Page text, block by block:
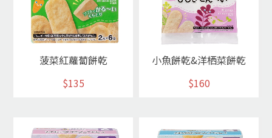
菠菜紅蘿蔔餅乾
$135
小魚餅乾&洋栖菜餅乾
$160